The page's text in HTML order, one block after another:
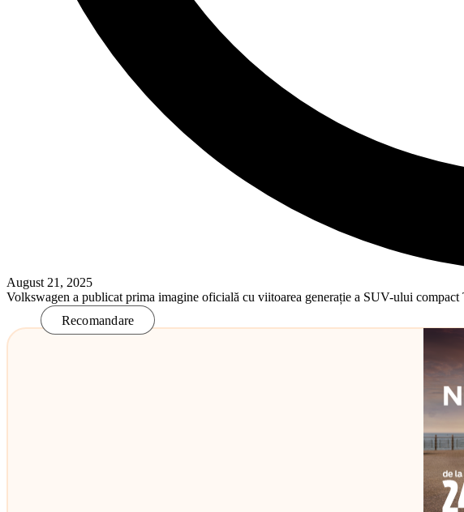
August 21, 2025
Volkswagen a publicat prima imagine oficială cu viitoarea generație a SUV-ului
Read More
Recomandare